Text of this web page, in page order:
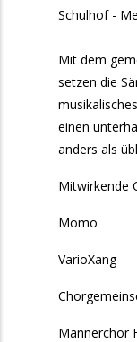
Schulhof -
Mit dem
setzen die
einen
anders als
Mitwirkende
Momo
VarioXang
Männerchor